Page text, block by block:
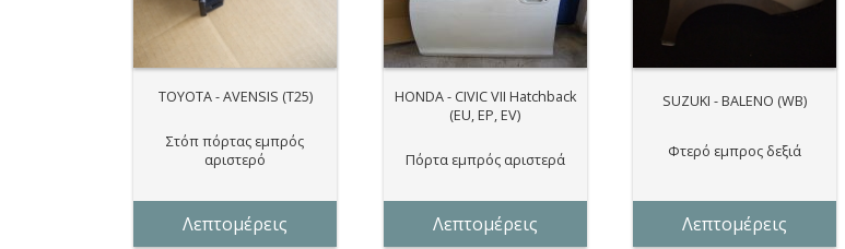
TOYOTA - AVENSIS (T25)
Στόπ πόρτας εμπρός
αριστερό
Λεπτομέρεις
HONDA - CIVIC VII Hatchback
(EU, EP, EV)
Πόρτα εμπρός αριστερά
Λεπτομέρεις
SUZUKI - BALENO (WB)
Φτερό εμπρος δεξιά
Λεπτομέρεις